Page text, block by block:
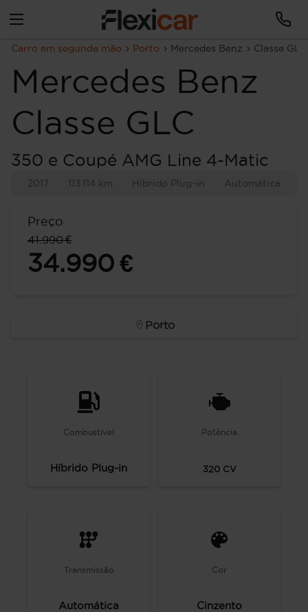
Carro em segunda mão Porto Mercedes Benz Classe GLC
Mercedes Benz
Classe GLC
350 e Coupé AMG Line 4-Matic
2017 113.114 km Híbrido Plug-in Automática
Preço
41.990 €
34.990 €
Porto
Combustível
Híbrido Plug-in
Potência
320CV
Transmissão
Automática
Cor
Cinzento